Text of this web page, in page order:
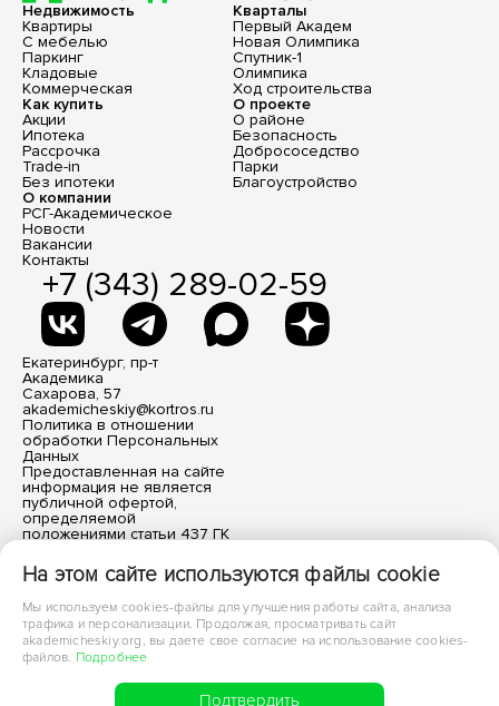
На этом сайте используются файлы cookie
Мы используем cookies-файлы для улучшения работы сайта, анализа
трафика и персонализации. Продолжая, просматривать сайт
akademicheskiy.org, вы даете свое согласие на использование cookies-
файлов. Подробнее
Подтвердить
Недвижимость
Квартиры
С мебелью
Паркинг
Кладовые
Коммерческая
Кварталы
Первый Академ
Новая Олимпика
Спутник-1
Олимпика
Ход строительства
Как купить
Акции
Ипотека
Рассрочка
Trade-in
Без ипотеки
О проекте
О районе
Безопасность
Добрососедство
Парки
Благоустройство
О компании
РСГ-Академическое
Новости
Вакансии
Контакты
+7 (343) 289-02-59
Екатеринбург, пр-т
Академика
Сахарова, 57
akademicheskiy@kortros.ru
Политика в отношении
обработки Персональных
Данных
Предоставленная на сайте
информация не является
публичной офертой,
определяемой
положениями статьи 437 ГК
материалы носят
информационный характер.
© 2016–2026 АО Специализированный застройщик «РСГ-
Академическое». Все права защищены